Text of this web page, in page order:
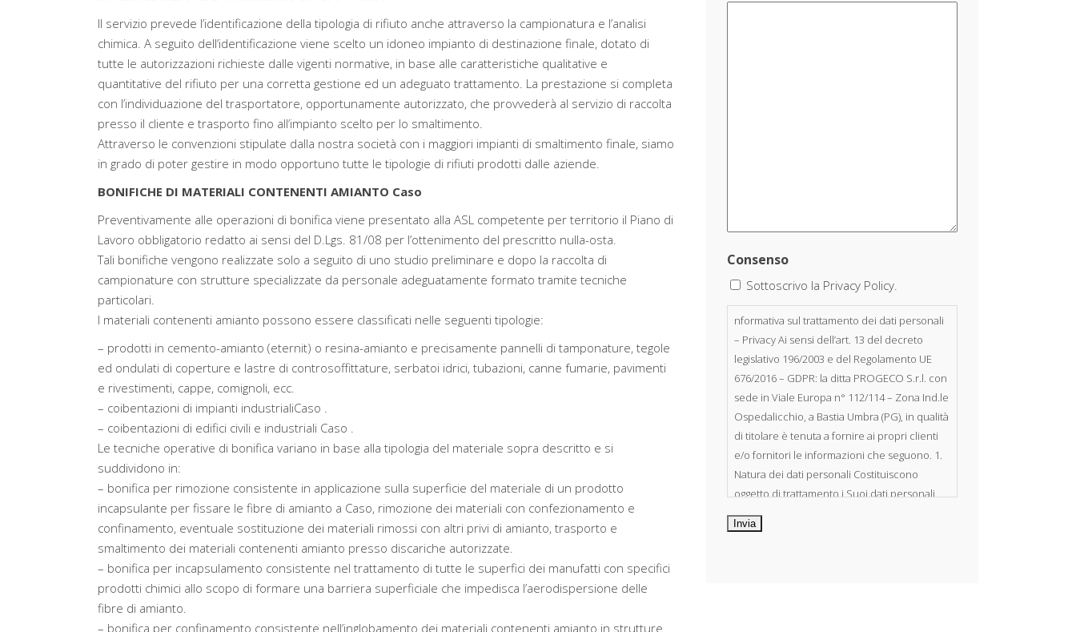
Il servizio prevede l’identificazione della tipologia di rifiuto anche attraverso la campionatura e l’analisi
chimica. A seguito dell’identificazione viene scelto un idoneo impianto di destinazione finale, dotato di
tutte le autorizzazioni richieste dalle vigenti normative, in base alle caratteristiche qualitative e
quantitative del rifiuto per una corretta gestione ed un adeguato trattamento. La prestazione si completa
con l’individuazione del trasportatore, opportunamente autorizzato, che provvederà al servizio di raccolta
presso il cliente e trasporto fino all’impianto scelto per lo smaltimento.
Attraverso le convenzioni stipulate dalla nostra società con i maggiori impianti di smaltimento finale, siamo
in grado di poter gestire in modo opportuno tutte le tipologie di rifiuti prodotti dalle aziende.
BONIFICHE DI MATERIALI CONTENENTI AMIANTO Caso
Preventivamente alle operazioni di bonifica viene presentato alla ASL competente per territorio il Piano di
Lavoro obbligatorio redatto ai sensi del D.Lgs. 81/08 per l’ottenimento del prescritto nulla-osta.
Tali bonifiche vengono realizzate solo a seguito di uno studio preliminare e dopo la raccolta di
campionature con strutture specializzate da personale adeguatamente formato tramite tecniche
particolari.
I materiali contenenti amianto possono essere classificati nelle seguenti tipologie:
– prodotti in cemento-amianto (eternit) o resina-amianto e precisamente pannelli di tamponature, tegole
ed ondulati di coperture e lastre di controsoffittature, serbatoi idrici, tubazioni, canne fumarie, pavimenti
e rivestimenti, cappe, comignoli, ecc.
– coibentazioni di impianti industrialiCaso .
– coibentazioni di edifici civili e industriali Caso .
Le tecniche operative di bonifica variano in base alla tipologia del materiale sopra descritto e si
suddividono in:
– bonifica per rimozione consistente in applicazione sulla superficie del materiale di un prodotto
incapsulante per fissare le fibre di amianto a Caso, rimozione dei materiali con confezionamento e
confinamento, eventuale sostituzione dei materiali rimossi con altri privi di amianto, trasporto e
smaltimento dei materiali contenenti amianto presso discariche autorizzate.
– bonifica per incapsulamento consistente nel trattamento di tutte le superfici dei manufatti con specifici
prodotti chimici allo scopo di formare una barriera superficiale che impedisca l’aerodispersione delle
fibre di amianto.
– bonifica per confinamento consistente nell’inglobamento dei materiali contenenti amianto in strutture
Consenso
Sottoscrivo la Privacy Policy.
nformativa sul trattamento dei dati personali
– Privacy Ai sensi dell’art. 13 del decreto
legislativo 196/2003 e del Regolamento UE
676/2016 – GDPR: la ditta PROGECO S.r.l. con
sede in Viale Europa n° 112/114 – Zona Ind.le
Ospedalicchio, a Bastia Umbra (PG), in qualità
di titolare è tenuta a fornire ai propri clienti
e/o fornitori le informazioni che seguono. 1.
Natura dei dati personali Costituiscono
oggetto di trattamento i Suoi dati personali,
riferibili direttamente od indirettamente al
suo rapporto con la ditta scrivente, per il